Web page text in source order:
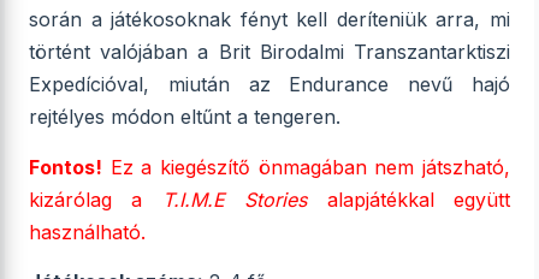
során a játékosoknak fényt kell deríteniük arra, mi
történt valójában a Brit Birodalmi Transzantarktiszi
Expedícióval, miután az Endurance nevű hajó
rejtélyes módon eltűnt a tengeren.
Fontos! Ez a kiegészítő önmagában nem játszható,
kizárólag a
T.I.M.E Storiesalapjátékkal együtt
használható.